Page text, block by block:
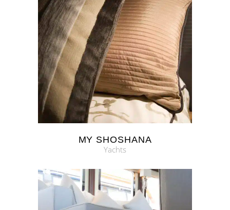
MY SHOSHANA
Yachts